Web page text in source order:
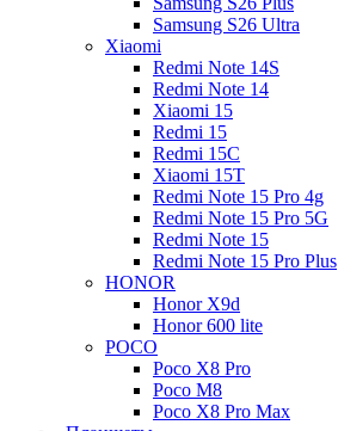
Samsung S26 Ultra
Xiaomi
Redmi Note 14S
Redmi Note 14
Xiaomi 15
Redmi 15
Redmi 15C
Xiaomi 15T
Redmi Note 15 Pro 4g
Redmi Note 15 Pro 5G
Redmi Note 15
Redmi Note 15 Pro Plus
HONOR
Honor X9d
Honor 600 lite
POCO
Poco X8 Pro
Poco M8
Poco X8 Pro Max